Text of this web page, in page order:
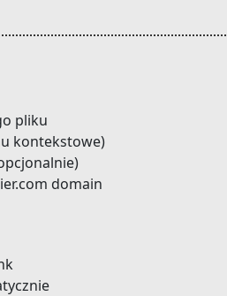
pliku
kontekstowe)
domain